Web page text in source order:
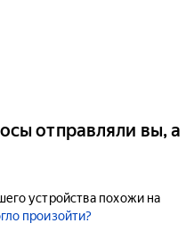
отправляли вы, а
устройства похожи на
произойти?